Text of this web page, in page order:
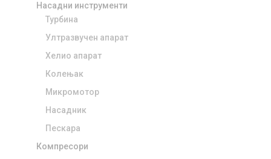
Насадни инструменти
Турбина
Ултразвучен апарат
Хелио апарат
Колењак
Микромотор
Насадник
Пескара
Компресори